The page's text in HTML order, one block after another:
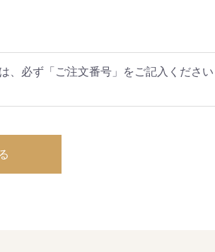
、必ず「ご注文番号」をご記入くださ